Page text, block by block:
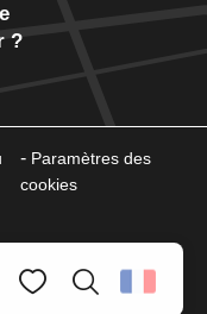
Recherche
?
Paramètres des
cookies